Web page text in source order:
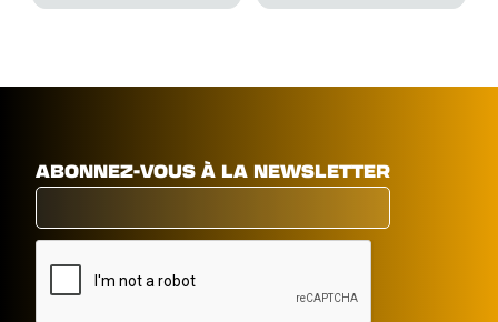
ABONNEZ-VOUS À LA NEWSLETTER